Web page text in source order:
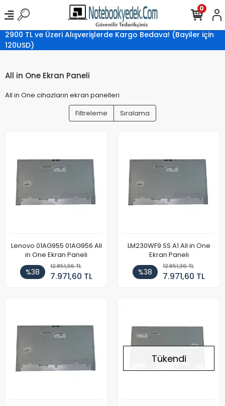
2900 TL ve Üzeri Alışverişlerde Kargo Bedava! (Bayiler için
120USD)
0
All in One Ekran Paneli
All in One cihazların ekran panelleri
Filtreleme
Sıralama
Lenovo 01AG955 01AG956 All
in One Ekran Paneli
%38
12.851,36 TL
7.971,60 TL
LM230WF9 SS A1 All in One
Ekran Paneli
%38
12.851,36 TL
7.971,60 TL
Tükendi